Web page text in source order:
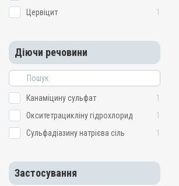
Цервіцит
1
Діючи речовини
Канаміцину сульфат
1
Окситетрацикліну гідрохлорид
1
Сульфадіазину натрієва сіль
1
Застосування